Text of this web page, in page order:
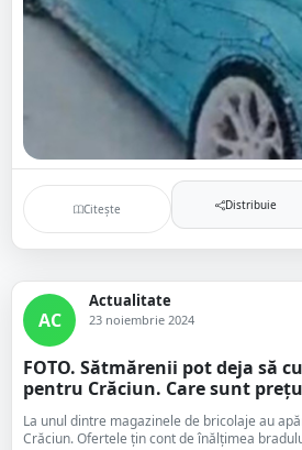
Citește Distribuie
AC
Actualitate
23 noiembrie 2024
FOTO. Sătmărenii pot deja să
pentru Crăciun. Care sunt
La unul dintre magazinele de bricolaje au
Crăciun. Ofertele țin cont de înălțimea